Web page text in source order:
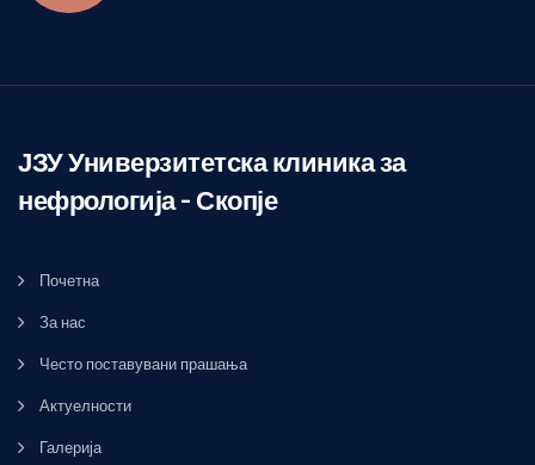
ЈЗУ Универзитетска клиника за
нефрологија – Скопје
Почетна
За нас
Често поставувани прашања
Актуелности
Галерија